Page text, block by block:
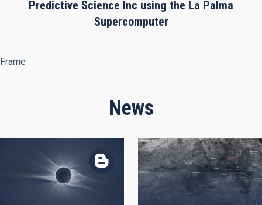
Predictive Science Inc using the La Palma
Supercomputer
Frame
News